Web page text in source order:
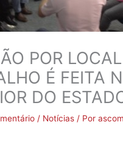
POR
É FEITA
DO
/ Notícias / Por ascom